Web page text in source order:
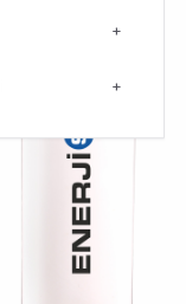
+
+